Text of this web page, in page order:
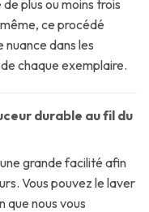
de plus ou moins trois
ce procédé
dans les
chaque exemplaire.
durable au fil du
grande facilité afin
Vous pouvez le laver
que nous vous